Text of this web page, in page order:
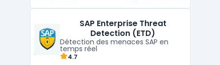
réseaux, SaaS) pour accélérer la détection
des menaces et rationaliser ...
SAP Enterprise Threat
Detection (ETD)
Détection des menaces SAP en
temps réel
4.7